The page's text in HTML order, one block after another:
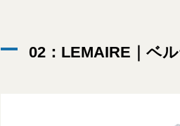
02：LEMAIRE｜ベ